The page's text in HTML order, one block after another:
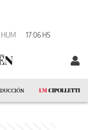
HUM 17:06 HS